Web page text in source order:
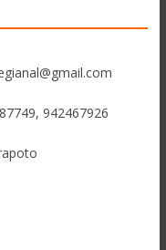
942467926